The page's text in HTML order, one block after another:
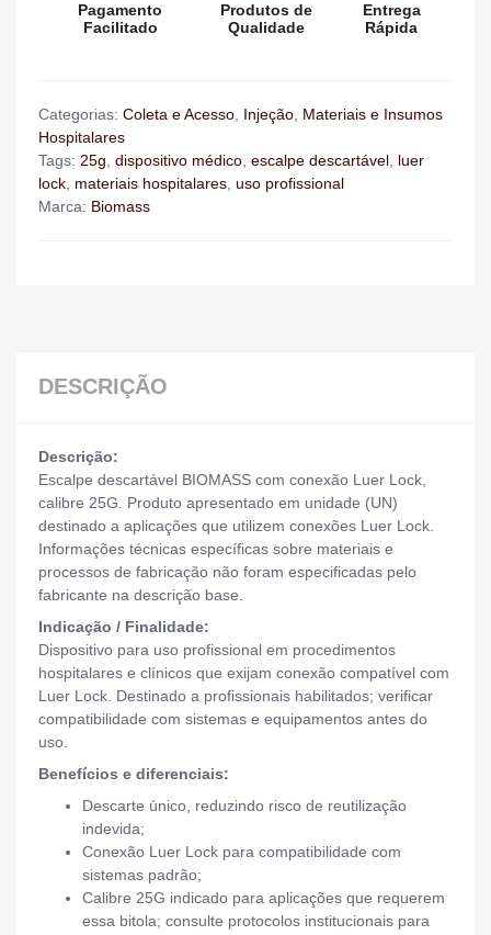
Pagamento
Facilitado
Produtos de
Qualidade
Entrega
Rápida
Categorias: Coleta e Acesso, Injeção, Materiais e Insumos
Hospitalares
Tags: 25g, dispositivo médico, escalpe descartável, luer
lock, materiais hospitalares, uso profissional
Marca: Biomass
DESCRIÇÃO
Descrição:
Escalpe descartável BIOMASS com conexão Luer Lock,
calibre 25G. Produto apresentado em unidade (UN)
destinado a aplicações que utilizem conexões Luer Lock.
Informações técnicas específicas sobre materiais e
processos de fabricação não foram especificadas pelo
fabricante na descrição base.
Indicação / Finalidade:
Dispositivo para uso profissional em procedimentos
hospitalares e clínicos que exijam conexão compatível com
Luer Lock. Destinado a profissionais habilitados; verificar
compatibilidade com sistemas e equipamentos antes do
uso.
Benefícios e diferenciais:
Descarte único, reduzindo risco de reutilização
indevida;
Conexão Luer Lock para compatibilidade com
sistemas padrão;
Calibre 25G indicado para aplicações que requerem
essa bitola; consulte protocolos institucionais para